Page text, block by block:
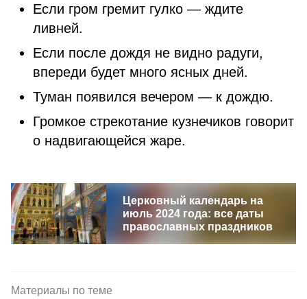
Если гром гремит гулко — ждите
ливней.
Если после дождя не видно радуги,
впереди будет много ясных дней.
Туман появился вечером — к дождю.
Громкое стрекотание кузнечиков говорит
о надвигающейся жаре.
Церковный календарь на
июль 2024 года: все даты
православных праздников
Материалы по теме